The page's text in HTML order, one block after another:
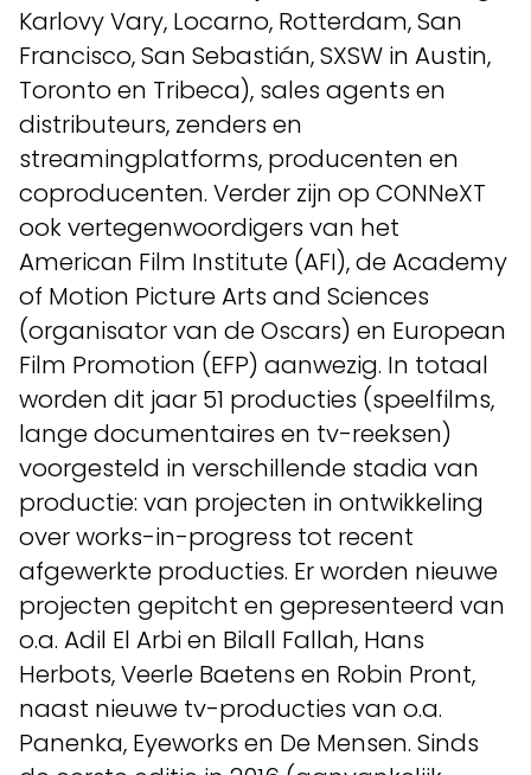
Karlovy Vary, Locarno, Rotterdam, San
Francisco, San Sebastián, SXSW in Austin,
Toronto en Tribeca), sales agents en
distributeurs, zenders en
streamingplatforms, producenten en
coproducenten. Verder zijn op CONNeXT
ook vertegenwoordigers van het
American Film Institute (AFI), de Academy
of Motion Picture Arts and Sciences
(organisator van de Oscars) en European
Film Promotion (EFP) aanwezig. In totaal
worden dit jaar 51 producties (speelfilms,
lange documentaires en tv-reeksen)
voorgesteld in verschillende stadia van
productie: van projecten in ontwikkeling
over works-in-progress tot recent
afgewerkte producties. Er worden nieuwe
projecten gepitcht en gepresenteerd van
o.a. Adil El Arbi en Bilall Fallah, Hans
Herbots, Veerle Baetens en Robin Pront,
naast nieuwe tv-producties van o.a.
Panenka, Eyeworks en De Mensen. Sinds